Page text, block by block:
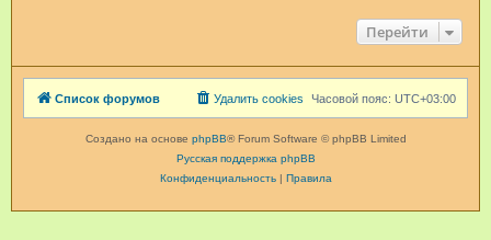
Перейти
Список форумов Часовой пояс: UTC+03:00
Удалить cookies
Создано на основе phpBB® Forum Software © phpBB Limited
Русская поддержка phpBB
Конфиденциальность| Правила